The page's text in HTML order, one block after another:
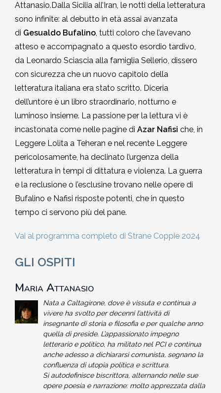
Attanasio.Dalla Sicilia all’Iran, le notti della letteratura
sono infinite: al debutto in età assai avanzata
di Gesualdo Bufalino, tutti coloro che l’avevano
atteso e accompagnato a questo esordio tardivo,
da Leonardo Sciascia alla famiglia Sellerio, dissero
con sicurezza che un nuovo capitolo della
letteratura italiana era stato scritto. Diceria
dell’untore è un libro straordinario, notturno e
luminoso insieme. La passione per la lettura vi è
incastonata come nelle pagine di Azar Nafisi che, in
Leggere Lolita a Teheran e nel recente Leggere
pericolosamente, ha declinato l’urgenza della
letteratura in tempi di dittatura e violenza. La guerra
e la reclusione o l’esclusine trovano nelle opere di
Bufalino e Nafisi risposte potenti, che in questo
tempo ci servono più del pane.
Vai al programma completo di Strane Coppie 2024
GLI OSPITI
Maria Attanasio
Nata a Caltagirone, dove è vissuta e continua a
vivere ha svolto per decenni l’attività di
insegnante di storia e filosofia e per qualche anno
quella di preside. L’appassionato impegno
letterario e politico, ha militato nel PCI e continua
anche adesso a dichiararsi comunista, segnano la
confluenza di utopia politica e scrittura.
Si autodefinisce biscrittora, alternando nelle sue
opere poesia e narrazione: molto apprezzata dalla